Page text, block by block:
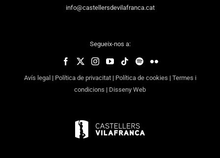
info@castellersdevilafranca.cat
Segueix-nos a:
Avís legal | Política de privacitat| Política de cookies | Termes i
condicions | Disseny Web